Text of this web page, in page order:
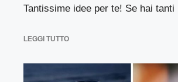
Tantissime idee per te! Se hai tanti
LEGGI TUTTO